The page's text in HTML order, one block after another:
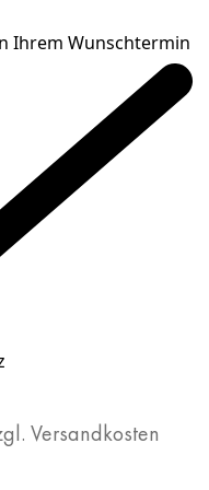
Ihrem Wunschtermin
Versandkosten